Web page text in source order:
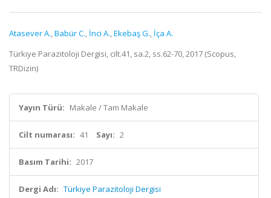
Atasever A.,Babür C., İnci A.,Ekebaş G., İça A.
Türkiye Parazitoloji Dergisi, cilt.41, sa.2, ss.62-70, 2017 (Scopus,
TRDizin)
Yayın Türü: Makale / Tam Makale
Cilt numarası: 41 Sayı: 2
Basım Tarihi: 2017
Dergi Adı: Türkiye Parazitoloji Dergisi